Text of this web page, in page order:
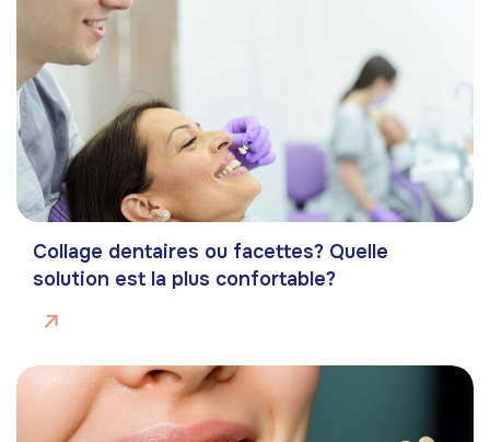
Collage dentaires ou facettes? Quelle
solution est la plus confortable?